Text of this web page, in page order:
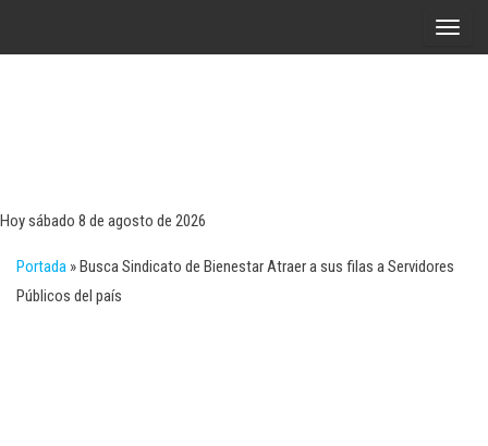
A
l
Hoy sábado 8 de agosto de 2026
Portada »Busca Sindicato de Bienestar Atraer a sus filas a Servidores
Públicos del país